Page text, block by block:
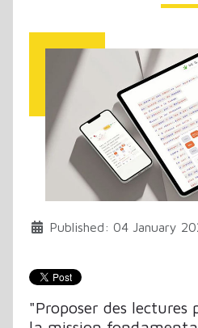
Published: 04 January
"Proposer des